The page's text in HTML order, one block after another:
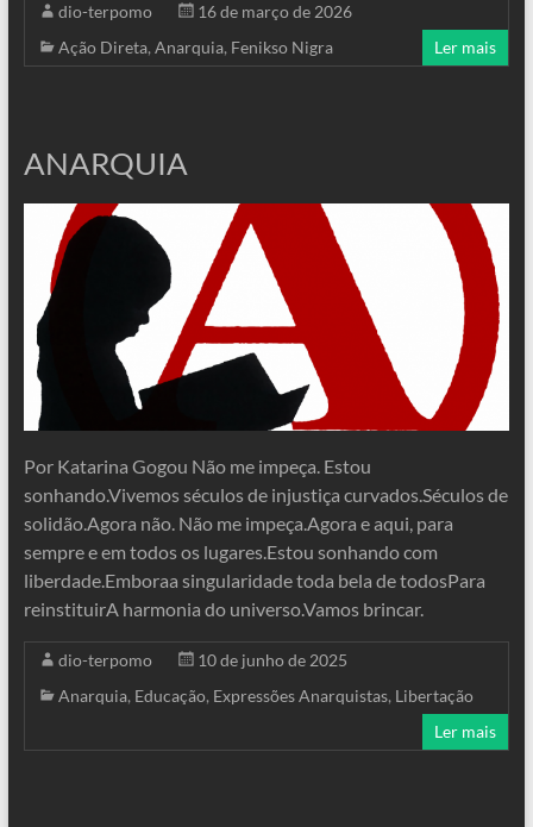
dio-terpomo
16 de março de 2026
Ação Direta, Anarquia, Fenikso Nigra Ler mais
ANARQUIA
Por Katarina Gogou Não me impeça. Estou
sonhando.Vivemos séculos de injustiça curvados.Séculos de
solidão.Agora não. Não me impeça.Agora e aqui, para
sempre e em todos os lugares.Estou sonhando com
liberdade.Emboraa singularidade toda bela de todosPara
reinstituirA harmonia do universo.Vamos brincar.
dio-terpomo
10 de junho de 2025
Anarquia, Educação, Expressões Anarquistas, Libertação
Ler mais